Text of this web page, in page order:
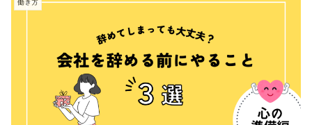
働き方